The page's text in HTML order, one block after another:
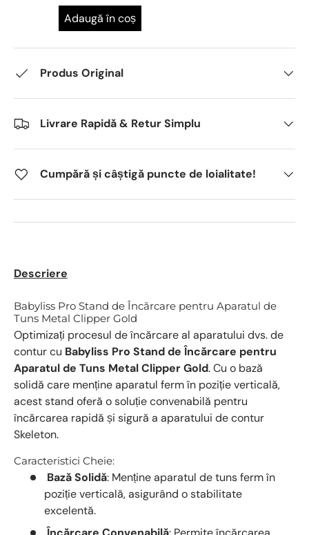
Adaugă în coș
Produs Original
Livrare Rapidă & Retur Simplu
Cumpără și câștigă puncte de loialitate!
Descriere
Babyliss Pro Stand de Încărcare pentru Aparatul de
Tuns Metal Clipper Gold
Optimizați procesul de încărcare al aparatului dvs. de
contur cu Babyliss Pro Stand de Încărcare pentru
Aparatul de Tuns Metal Clipper Gold. Cu o bază
solidă care menține aparatul ferm în poziție verticală,
acest stand oferă o soluție convenabilă pentru
încărcarea rapidă și sigură a aparatului de contur
Skeleton.
Caracteristici Cheie:
Bază Solidă: Menține aparatul de tuns ferm în
poziție verticală, asigurând o stabilitate
excelentă.